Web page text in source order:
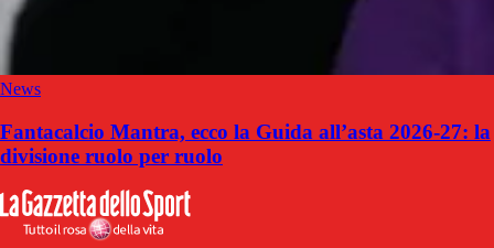
News
Fantacalcio Mantra, ecco la Guida all’asta 2026-27: la
divisione ruolo per ruolo